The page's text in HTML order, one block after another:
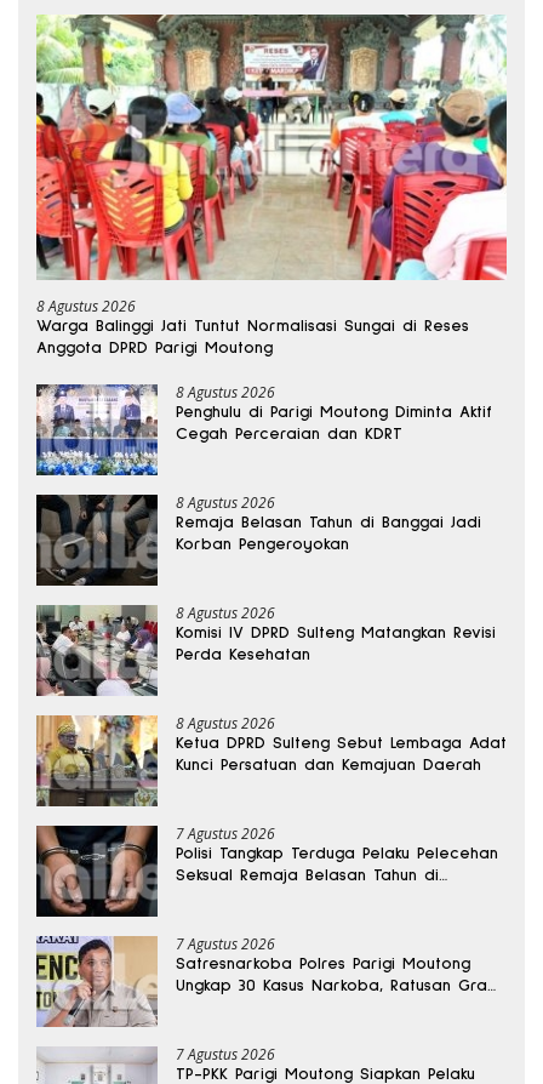
8 Agustus 2026
Warga Balinggi Jati Tuntut Normalisasi Sungai di Reses
Anggota DPRD Parigi Moutong
8 Agustus 2026
Penghulu di Parigi Moutong Diminta Aktif
Cegah Perceraian dan KDRT
8 Agustus 2026
Remaja Belasan Tahun di Banggai Jadi
Korban Pengeroyokan
8 Agustus 2026
Komisi IV DPRD Sulteng Matangkan Revisi
Perda Kesehatan
8 Agustus 2026
Ketua DPRD Sulteng Sebut Lembaga Adat
Kunci Persatuan dan Kemajuan Daerah
7 Agustus 2026
Polisi Tangkap Terduga Pelaku Pelecehan
Seksual Remaja Belasan Tahun di
7 Agustus 2026
Satresnarkoba Polres Parigi Moutong
Ungkap 30 Kasus Narkoba, Ratusan Gram
7 Agustus 2026
TP-PKK Parigi Moutong Siapkan Pelaku